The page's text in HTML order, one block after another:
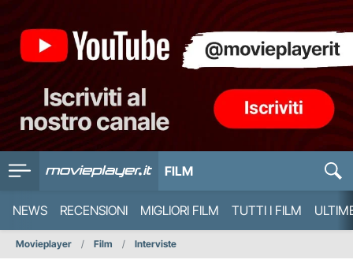
FILM
NEWS RECENSIONI MIGLIORI FILM TUTTI I FILM
Movieplayer Film Interviste